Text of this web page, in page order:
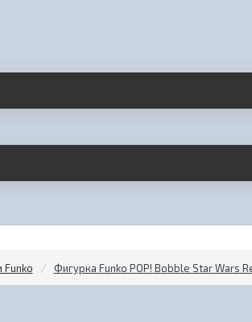
Funko Фигурка Funko POP! Bobble Star Wars